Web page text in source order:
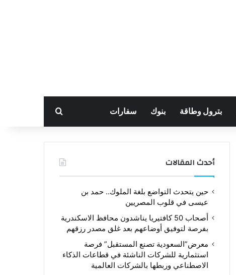
بترول وطاقة بنوك سفارات بحث عن
أحدث المقالات
حين يتحدث التواضع بلغة الملوك.. حمد بن
عيسى في قلوب المصريين
أصحاب 50 كافتيريا يناشدون محافظ الاسكندرية
بفرصة لتوفيق أوضاعهم بعد غلق مصدر رزقهم
معرض”السعودية تصنع المستقبل” فرصة
استثمارية للشركات الناشئة في قطاعات الذكاء
الاصطناعي وربطها بالشركات العالمية